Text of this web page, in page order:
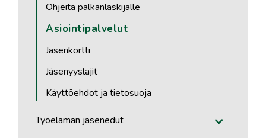
Ohjeita palkanlaskijalle
Asiointipalvelut
Jäsenkortti
Jäsenyyslajit
Käyttöehdot ja tietosuoja
Työelämän jäsenedut